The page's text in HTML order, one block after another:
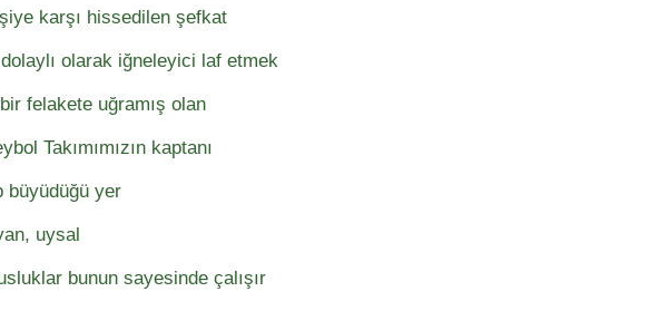
karşı hissedilen şefkat
olarak iğneleyici laf etmek
felakete uğramış olan
Takımımızın kaptanı
büyüdüğü yer
uysal
bunun sayesinde çalışır